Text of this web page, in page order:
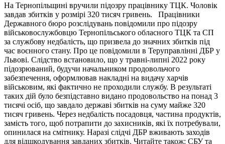
На Тернопільщині вручили підозру працівнику ТЦК. Чоловік
завдав збитків у розмірі 320 тисяч гривень. Працівники
Державного бюро розслідувань повідомили про підозру
військовослужбовцю Тернопільського обласного ТЦК та СП
за службову недбалість, що призвела до значних збитків під
час воєнного стану. Про це повідомили в Теруправлінні ДБР у
Львові. Слідство встановило, що у травні-липні 2022 року
підозрюваний, будучи начальником продовольчого
забезпечення, оформлював накладні на видачу харчів
військовим, які фактично не проходили службу. В результаті
таких дій було безпідставно видано продовольство на понад 3
тисячі осіб, що завдало державі збитків на суму майже 320
тисяч гривень. Через недбалість посадовця, частина продуктів,
замість того, щоб потрапити до захисників, які їх потребували,
опинилася на смітнику. Наразі слідчі ДБР вживають заходів
для відшкодування завданих збитків. Читайте також: СБУ та